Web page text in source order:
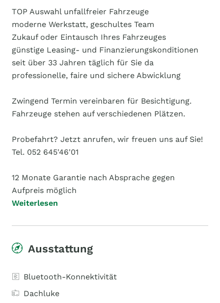
TOP Auswahl unfallfreier Fahrzeuge
moderne Werkstatt, geschultes Team
Zukauf oder Eintausch Ihres Fahrzeuges
günstige Leasing- und Finanzierungskonditionen
seit über 33 Jahren täglich für Sie da
professionelle, faire und sichere Abwicklung
Zwingend Termin vereinbaren für Besichtigung.
Fahrzeuge stehen auf verschiedenen Plätzen.
Probefahrt? Jetzt anrufen, wir freuen uns auf Sie!
Tel. 052 645'46'01
12 Monate Garantie nach Absprache gegen
Aufpreis möglich
Weiterlesen
Ausstattung
Bluetooth-Konnektivität
Dachluke